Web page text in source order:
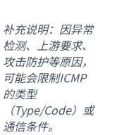
补充说明：因异常
检测、上游要求、
攻击防护等原因，
可能会限制ICMP
的类型
（Type/Code）或
通信条件。